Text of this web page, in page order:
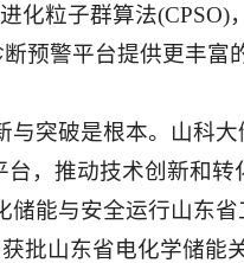
化粒子群算法
预警平台提供更丰
突破是根本。山科
，推动技术创新和
能与安全运行山东
批山东省电化学储能